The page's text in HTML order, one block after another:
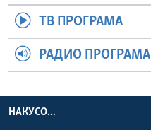
ТВ ПРОГРАМА
РАДИО ПРОГРАМА
НАКУСО...